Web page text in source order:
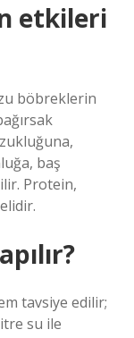
etkileri
böbreklerin
baş
Protein,
tavsiye edilir;
su ile